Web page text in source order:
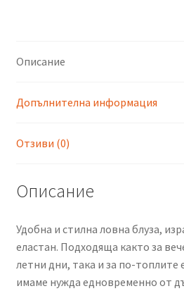
Описание
Допълнителна информация
Отзиви (0)
Описание
Удобна и стилна ловна блуза,
еластан. Подходяща както за
летни дни, така и за по-топлите
имаме нужда едновременно от